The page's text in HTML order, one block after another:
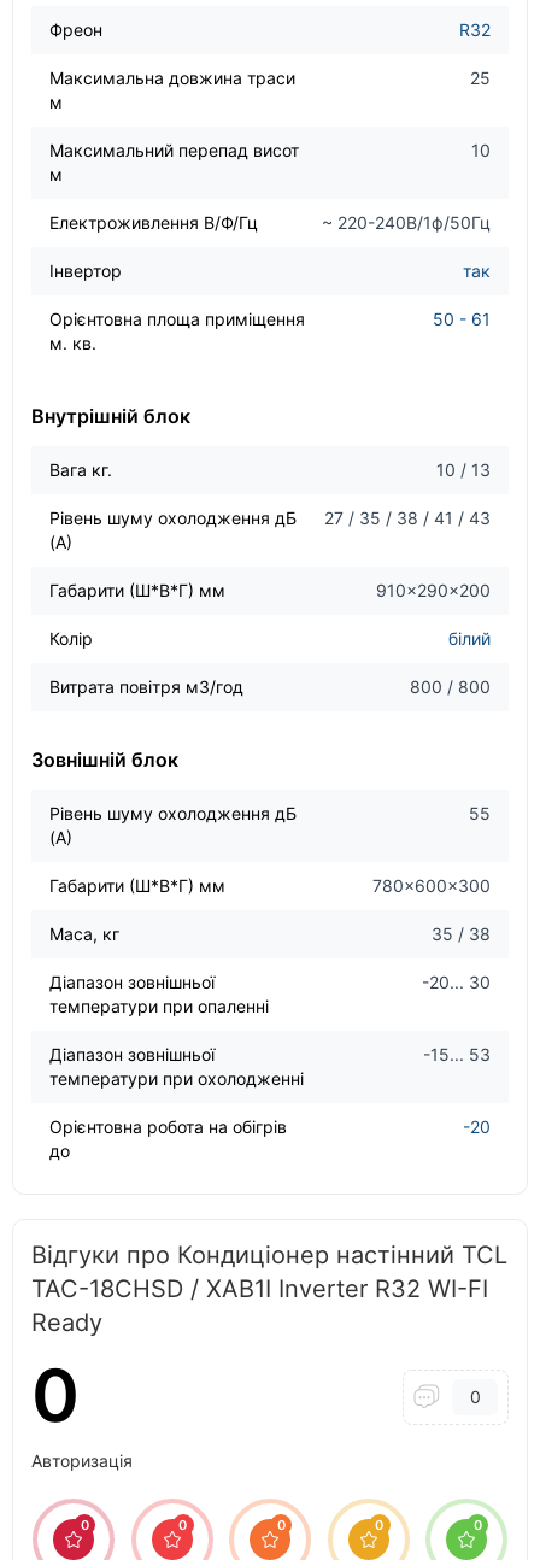
Фреон R32
Максимальна довжина траси
м
25
Максимальний перепад висот
м
10
Електроживлення В/Ф/Гц ~ 220-240В/1ф/50Гц
Інвертор так
Орієнтовна площа приміщення
м. кв.
50 - 61
Внутрішній блок
Вага кг. 10 / 13
Рівень шуму охолодження дБ
(А)
27 / 35 / 38 / 41 / 43
Габарити (Ш*В*Г) мм 910×290×200
Колір білий
Витрата повітря м3/год 800 / 800
Зовнішній блок
Рівень шуму охолодження дБ
(А)
55
Габарити (Ш*В*Г) мм 780×600×300
Маса, кг 35 / 38
Діапазон зовнішньої
температури при опаленні
-20... 30
Діапазон зовнішньої
температури при охолодженні
-15... 53
Орієнтовна робота на обігрів
до
-20
Відгуки про Кондиціонер настінний TCL
TAC-18CHSD / XAB1I Inverter R32 WI-FI
Ready
0 0
Авторизація
0 0 0 0 0